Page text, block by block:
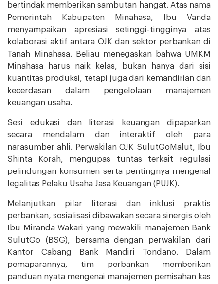
bertindak memberikan sambutan hangat. Atas nama
Pemerintah Kabupaten Minahasa, Ibu Vanda
menyampaikan apresiasi setinggi-tingginya atas
kolaborasi aktif antara OJK dan sektor perbankan di
Tanah Minahasa. Beliau menegaskan bahwa UMKM
Minahasa harus naik kelas, bukan hanya dari sisi
kuantitas produksi, tetapi juga dari kemandirian dan
kecerdasan dalam pengelolaan manajemen
keuangan usaha.
Sesi edukasi dan literasi keuangan dipaparkan
secara mendalam dan interaktif oleh para
narasumber ahli. Perwakilan OJK SulutGoMalut, Ibu
Shinta Korah, mengupas tuntas terkait regulasi
pelindungan konsumen serta pentingnya mengenal
legalitas Pelaku Usaha Jasa Keuangan (PUJK).
Melanjutkan pilar literasi dan inklusi praktis
perbankan, sosialisasi dibawakan secara sinergis oleh
Ibu Miranda Wakari yang mewakili manajemen Bank
SulutGo (BSG), bersama dengan perwakilan dari
Kantor Cabang Bank Mandiri Tondano. Dalam
pemaparannya, tim perbankan memberikan
panduan nyata mengenai manajemen pemisahan kas